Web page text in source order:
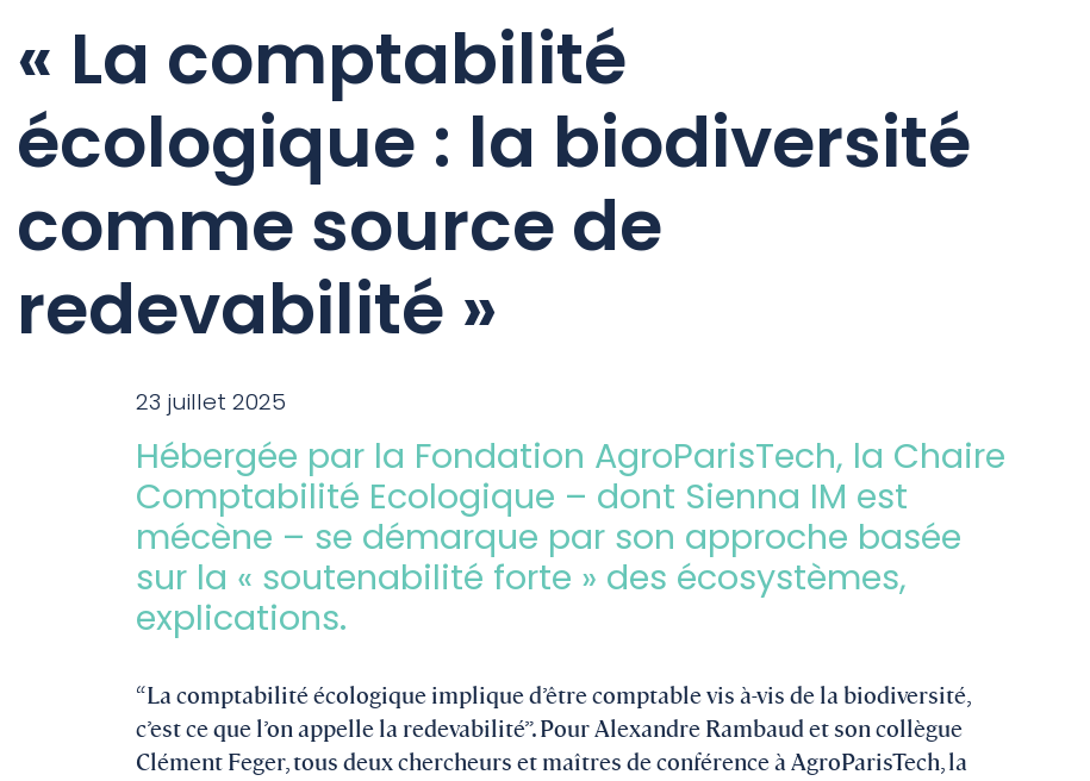
« La comptabilité
écologique : la biodiversité
comme source de
redevabilité »
23 juillet 2025
Hébergée par la Fondation AgroParisTech, la Chaire
Comptabilité Ecologique – dont Sienna IM est
mécène – se démarque par son approche basée
sur la « soutenabilité forte » des écosystèmes,
explications.
“La comptabilité écologique implique d’être comptable vis à-vis de la biodiversité,
c’est ce que l’on appelle la redevabilité”. Pour Alexandre Rambaud et son collègue
Clément Feger, tous deux chercheurs et maîtres de conférence à AgroParisTech, la